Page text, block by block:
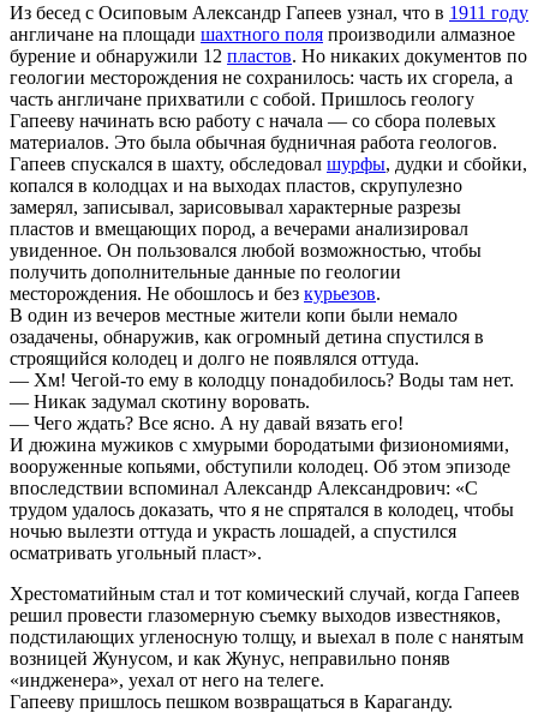
Из бесед с Осиповым Александр Гапеев узнал, что в 1911 году
англичане на площади шахтного поля производили алмазное
бурение и обнаружили 12 пластов. Но никаких документов по
геологии месторождения не сохранилось: часть их сгорела, а
часть англичане прихватили с собой. Пришлось геологу
Гапееву начинать всю работу с начала — со сбора полевых
материалов. Это была обычная будничная работа геологов.
Гапеев спускался в шахту, обследовал шурфы, дудки и сбойки,
копался в колодцах и на выходах пластов, скрупулезно
замерял, записывал, зарисовывал характерные разрезы
пластов и вмещающих пород, а вечерами анализировал
увиденное. Он пользовался любой возможностью, чтобы
получить дополнительные данные по геологии
месторождения. Не обошлось и без курьезов.
В один из вечеров местные жители копи были немало
озадачены, обнаружив, как огромный детина спустился в
строящийся колодец и долго не появлялся оттуда.
— Хм! Чегой-то ему в колодцу понадобилось? Воды там нет.
— Никак задумал скотину воровать.
— Чего ждать? Все ясно. А ну давай вязать его!
И дюжина мужиков с хмурыми бородатыми физиономиями,
вооруженные копьями, обступили колодец. Об этом эпизоде
впоследствии вспоминал Александр Александрович: «С
трудом удалось доказать, что я не спрятался в колодец, чтобы
ночью вылезти оттуда и украсть лошадей, а спустился
осматривать угольный пласт».
Хрестоматийным стал и тот комический случай, когда Гапеев
решил провести глазомерную съемку выходов известняков,
подстилающих угленосную толщу, и выехал в поле с нанятым
возницей Жунусом, и как Жунус, неправильно поняв
«индженера», уехал от него на телеге.
Гапееву пришлось пешком возвращаться в Караганду.